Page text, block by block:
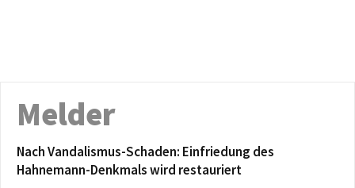
Melder
Nach Vandalismus-Schaden: Einfriedung des
Hahnemann-Denkmals wird restauriert